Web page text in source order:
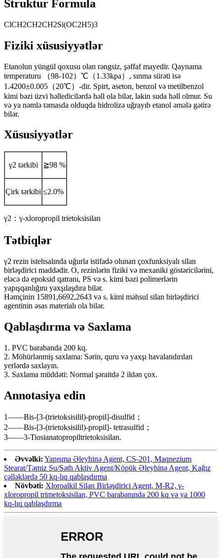
Struktur Formula
ClCH2CH2CH2Si(OC2H5)3
Fiziki xüsusiyyətlər
Etanolun yüngül qoxusu olan rəngsiz, şəffaf mayedir. Qaynama
temperaturu （98-102）℃（1.33kpa）, sınma sürəti isə
1.4200±0.005（20℃）-dir. Spirt, aseton, benzol və metilbenzol
kimi bəzi üzvi həlledicilərdə həll ola bilər, lakin suda həll olmur. Su
və ya nəmlə təmasda olduqda hidrolizə uğrayıb etanol əmələ gətirə
bilər.
Xüsusiyyətlər
γ2 tərkibi ≧98 %
Çirk tərkibi ≤2.0%
γ2：γ-xloropropil trietoksisilan
Tətbiqlər
γ2 rezin istehsalında uğurla istifadə olunan çoxfunksiyalı silan
birləşdirici maddədir. O, rezinlərin fiziki və mexaniki göstəricilərini,
eləcə də epoksid qatranı, PS və s. kimi bəzi polimerlərin
yapışqanlığını yaxşılaşdıra bilər.
Həmçinin 15891,6692,2643 və s. kimi məhsul silan birləşdirici
agentinin əsas materialı ola bilər.
Qablaşdırma və Saxlama
1. PVC barabanda 200 kq.
2. Möhürlənmiş saxlama: Sərin, quru və yaxşı havalandırılan
yerlərdə saxlayın.
3. Saxlama müddəti: Normal şəraitdə 2 ildən çox.
Annotasiya edin
1——Bis-[3-(trietoksisilil)-propil]-disulfid；
2——Bis-[3-(trietoksisilil)-propil]- tetrasulfid；
3——3-Tiosianatopropiltrietoksisilan.
Əvvəlki: Yapışma Əleyhinə Agent, CS-201, Maqnezium
Stearat/Təmiz Su/Səth Aktiv Agent/Köpük Əleyhinə Agent, Kağız
çəlləklərdə 50 kq-lıq qablaşdırma
Növbəti: Xloroalkil Silan Birləşdirici Agent, M-R2, γ-
xloropropil trimetoksisilan, PVC barabanında 200 kq və ya 1000
kq-lıq qablaşdırma